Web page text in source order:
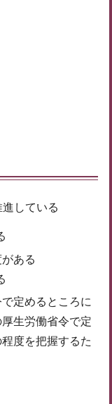
している
ある
定めるところに
生労働省令で定
度を把握するた